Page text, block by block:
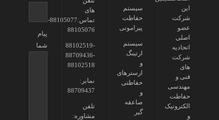
پیام
شما
های
تماس:88105077-
88105076
88102519-
88709436-
88102518
نمابر:
88709437
تلفن
مشاوره:
سیستم
حفاظت
پیرامونی
سیستم
ارتینگ
و
ارسترهای
حفاظتی
و
صاعقه
گیر
این
شرکت
عضو
اصلی
اتحادیه
شرکت
های
فنی و
مهندسی
حفاظت
الکترونیک
و